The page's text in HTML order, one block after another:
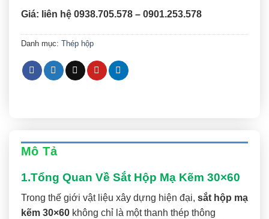
Giá: liên hệ 0938.705.578 – 0901.253.578
Danh mục: Thép hộp
Mô Tả
1.Tổng Quan Về Sắt Hộp Mạ Kẽm 30×60
Trong thế giới vật liệu xây dựng hiện đại, sắt hộp mạ
kẽm 30×60 không chỉ là một thanh thép thông